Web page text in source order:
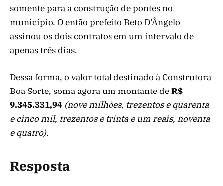
somente para a construção de pontes no
município. O então prefeito Beto D’Ângelo
assinou os dois contratos em um intervalo de
apenas três dias.
Dessa forma, o valor total destinado à Construtora
Boa Sorte, soma agora um montante deR$
9.345.331,94 (nove milhões, trezentos e quarenta
e cinco mil, trezentos e trinta e um reais, noventa
e quatro).
Resposta